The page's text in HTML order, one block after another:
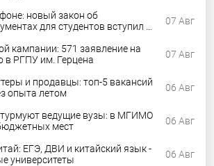
новый закон об
для студентов вступил в
07 Авг
кампании: 571 заявление на
в РГПУ им. Герцена
07 Авг
и продавцы: топ-5 вакансий
опыта летом
06 Авг
ведущие вузы: в МГИМО
мест
06 Авг
ЕГЭ, ДВИ и китайский язык -
университеты
06 Авг